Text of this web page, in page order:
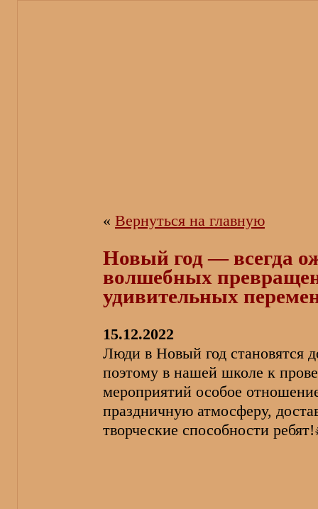
« Вернуться на главную
Новый год — всегда
волшебных
удивительных
15.12.2022
Люди в Новый год становятся
поэтому в нашей школе к
мероприятий особое
праздничную атмосферу,
творческие способности